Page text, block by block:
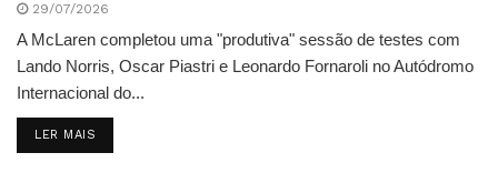
29/07/2026
A McLaren completou uma "produtiva" sessão de testes com
Lando Norris, Oscar Piastri e Leonardo Fornaroli no Autódromo
Internacional do...
LER MAIS